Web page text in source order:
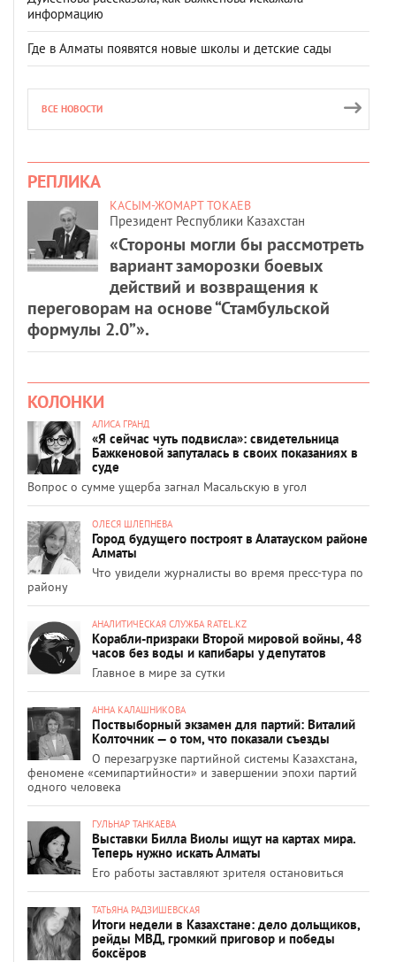
информацию
Где в Алматы появятся новые школы и детские сады
ВСЕ НОВОСТИ
РЕПЛИКА
КАСЫМ-ЖОМАРТ ТОКАЕВ
Президент Республики Казахстан
«Стороны могли бы рассмотреть
вариант заморозки боевых
действий и возвращения к
переговорам на основе “Стамбульской
формулы 2.0”».
КОЛОНКИ
АЛИСА ГРАНД
«Я сейчас чуть подвисла»: свидетельница
Бажкеновой запуталась в своих показаниях в
суде
Вопрос о сумме ущерба загнал Масальскую в угол
ОЛЕСЯ ШЛЕПНЕВА
Город будущего построят в Алатауском районе
Алматы
Что увидели журналисты во время пресс-тура по
району
АНАЛИТИЧЕСКАЯ СЛУЖБА RATEL.KZ
Корабли-призраки Второй мировой войны, 48
часов без воды и капибары у депутатов
Главное в мире за сутки
АННА КАЛАШНИКОВА
Поствыборный экзамен для партий: Виталий
Колточник — о том, что показали съезды
О перезагрузке партийной системы Казахстана,
феномене «семипартийности» и завершении эпохи партий
одного человека
ГУЛЬНАР ТАНКАЕВА
Выставки Билла Виолы ищут на картах мира.
Теперь нужно искать Алматы
Его работы заставляют зрителя остановиться
ТАТЬЯНА РАДЗИШЕВСКАЯ
Итоги недели в Казахстане: дело дольщиков,
рейды МВД, громкий приговор и победы
боксёров